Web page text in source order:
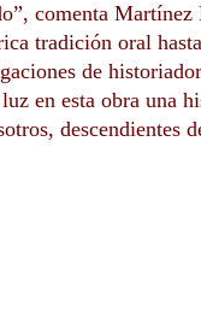
comenta Martínez
tradición oral
de
en esta obra una
descendientes